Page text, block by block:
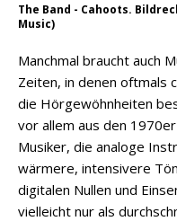
The Band - Cahoots.
Music)
Manchmal braucht auch
Zeiten, in denen oftmals
die Hörgewöhnheiten
vor allem aus den
Musiker, die analoge
wärmere, intensivere
digitalen Nullen und
vielleicht nur als